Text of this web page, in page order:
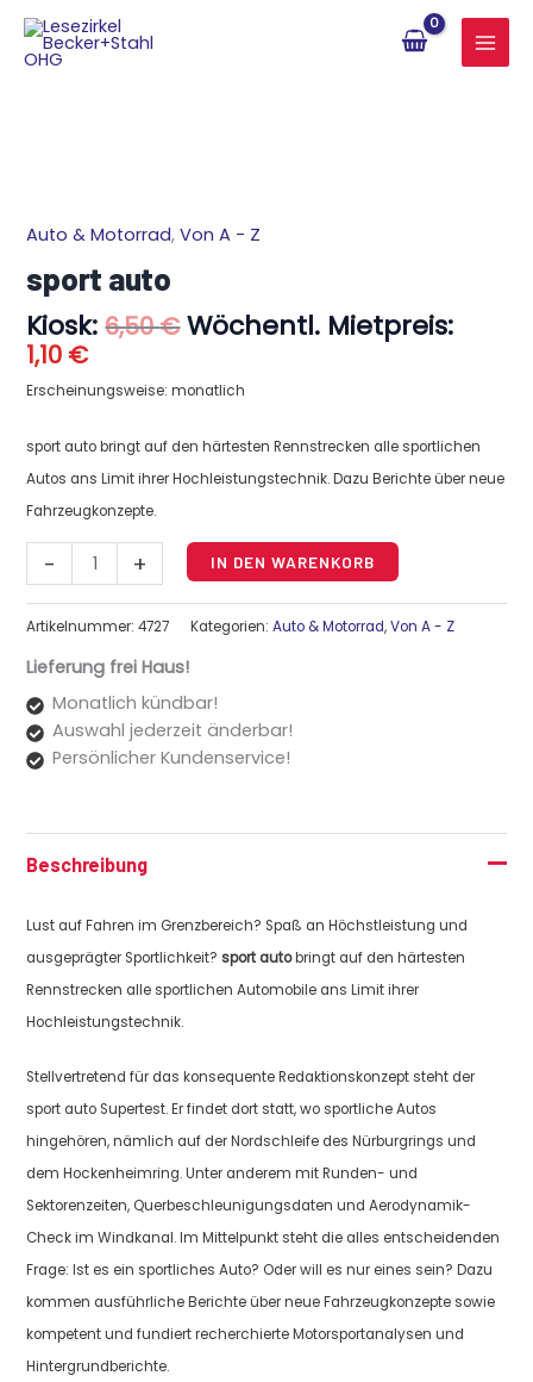
Zum
Inhalt
springen
Auto & Motorrad,Von A - Z
sport auto
Kiosk: 6,50€
Ursprünglicher
6,50 €
Wöchentl. Mietpreis:
1,10 €
Aktueller
Preis
ist:
1,10 €.
Erscheinungsweise: monatlich
sport auto bringt auf den härtesten Rennstrecken alle sportlichen
Autos ans Limit ihrer Hochleistungstechnik. Dazu Berichte über neue
Fahrzeugkonzepte.
-
sport
Menge
+ IN DEN WARENKORB
Artikelnummer:4727 Kategorien:Auto & Motorrad,Von A - Z
Lieferung frei Haus!
Monatlich kündbar!
Auswahl jederzeit änderbar!
Persönlicher Kundenservice!
Beschreibung
Lust auf Fahren im Grenzbereich? Spaß an Höchstleistung und
ausgeprägter Sportlichkeit?sport autobringt auf den härtesten
Rennstrecken alle sportlichen Automobile ans Limit ihrer
Hochleistungstechnik.
Stellvertretend für das konsequente Redaktionskonzept steht der
sport auto Supertest. Er findet dort statt, wo sportliche Autos
hingehören, nämlich auf der Nordschleife des Nürburgrings und
dem Hockenheimring. Unter anderem mit Runden- und
Sektorenzeiten, Querbeschleunigungsdaten und Aerodynamik-
Check im Windkanal. Im Mittelpunkt steht die alles entscheidenden
Frage: Ist es ein sportliches Auto? Oder will es nur eines sein? Dazu
kommen ausführliche Berichte über neue Fahrzeugkonzepte sowie
kompetent und fundiert recherchierte Motorsportanalysen und
Hintergrundberichte.